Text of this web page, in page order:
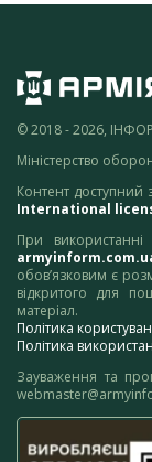
© 2018 - 2026,
Міністерство
Контент доступний
International
При
обов’язковим є
відкритого для
матеріал.
Політика
Політика
Зауваження та